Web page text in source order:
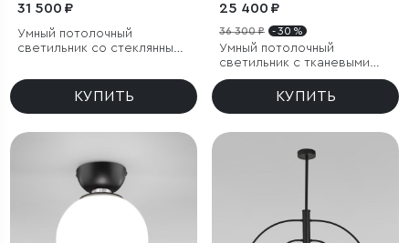
31 500 ₽
Умный потолочный
светильник со стеклянными
КУПИТЬ
25 400 ₽
36 300 ₽ - 30 %
Умный потолочный
светильник с тканевыми
абажурами
КУПИТЬ